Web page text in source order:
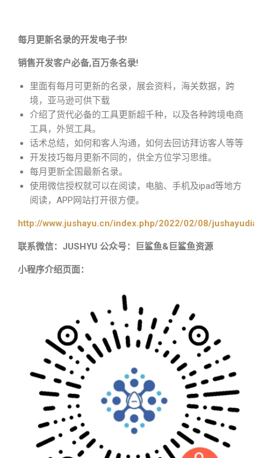
每月更新名录的开发电子书!
销售开发客户必备,百万条名录!
里面有每月可更新的名录，展会资料，海关数据，跨
境，亚马逊可供下载
介绍了货代必备的工具更新超千种，以及各种跨境电商
工具，外贸工具。
话术总结，如何和客人沟通，如何去回访拜访客人等等
开发技巧每月更新不同的，供全方位学习思维。
每月更新全国最新名录。
使用微信授权就可以在阅读，电脑、手机及ipad等地方
阅读，APP网站打开很方便。
http://www.jushayu.cn/index.php/2022/02/08/
联系微信：JUSHYU 公众号：巨鲨鱼&巨鲨鱼资源
小程序介绍页面：